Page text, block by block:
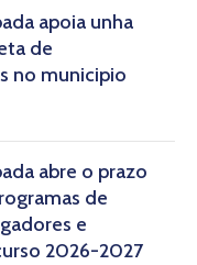
apoia unha
de
no municipio
abre o prazo
de
e
2026-2027